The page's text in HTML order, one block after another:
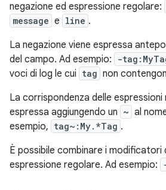
negazione ed espressione regolare:
message e line .
La negazione viene espressa
del campo. Ad esempio:
-
voci di log le cui tag non
La corrispondenza delle espressioni
espressa aggiungendo un ~ al
esempio, tag~:My.*Tag .
È possibile combinare i modificatori
espressione regolare. Ad esempio: